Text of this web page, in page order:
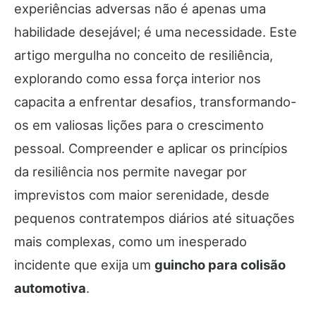
experiências adversas não é apenas uma
habilidade desejável; é uma necessidade. Este
artigo mergulha no conceito de resiliência,
explorando como essa força interior nos
capacita a enfrentar desafios, transformando-
os em valiosas lições para o crescimento
pessoal. Compreender e aplicar os princípios
da resiliência nos permite navegar por
imprevistos com maior serenidade, desde
pequenos contratempos diários até situações
mais complexas, como um inesperado
incidente que exija um guincho para colisão
automotiva.